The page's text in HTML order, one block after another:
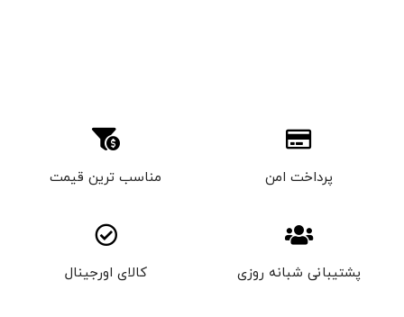
پرداخت امن مناسب ترین قیمت
پشتیبانی شبانه روزی کالای اورجینال